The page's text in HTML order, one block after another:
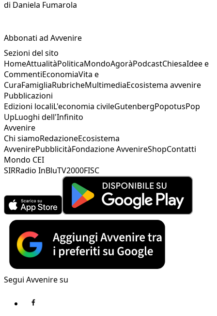
di Daniela Fumarola
Abbonati ad Avvenire
Sezioni del sito
HomeAttualitàPoliticaMondoAgoràPodcastChiesaIdee e
CommentiEconomiaVita e
CuraFamigliaRubricheMultimediaEcosistema avvenire
Pubblicazioni
Edizioni localiL'economia civileGutenbergPopotusPop
UpLuoghi dell'Infinito
Avvenire
Chi siamoRedazioneEcosistema
AvvenirePubblicitàFondazione AvvenireShopContatti
Mondo CEI
SIRRadio InBluTV2000FISC
Segui Avvenire su